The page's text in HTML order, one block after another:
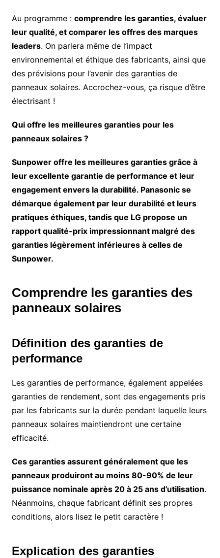
Au programme : comprendre les garanties, évaluer
leur qualité, et comparer les offres des marques
leaders. On parlera même de l’impact
environnemental et éthique des fabricants, ainsi que
des prévisions pour l’avenir des garanties de
panneaux solaires. Accrochez-vous, ça risque d’être
électrisant !
Qui offre les meilleures garanties pour les
panneaux solaires ?
Sunpower offre les meilleures garanties grâce à
leur excellente garantie de performance et leur
engagement envers la durabilité. Panasonic se
démarque également par leur durabilité et leurs
pratiques éthiques, tandis que LG propose un
rapport qualité-prix impressionnant malgré des
garanties légèrement inférieures à celles de
Sunpower.
Comprendre les garanties des
panneaux solaires
Définition des garanties de
performance
Les garanties de performance, également appelées
garanties de rendement, sont des engagements pris
par les fabricants sur la durée pendant laquelle leurs
panneaux solaires maintiendront une certaine
efficacité.
Ces garanties assurent généralement que les
panneaux produiront au moins 80-90% de leur
puissance nominale après 20 à 25 ans d’utilisation.
Néanmoins, chaque fabricant définit ses propres
conditions, alors lisez le petit caractère !
Explication des garanties